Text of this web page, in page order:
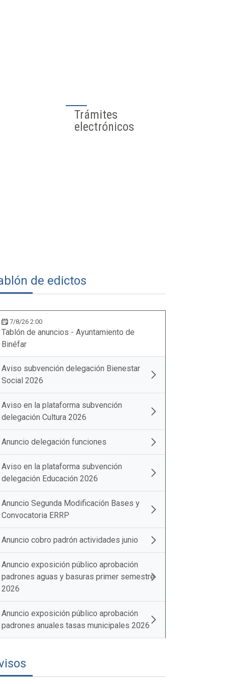
de edictos
7/8/26 2:00
Tablón de anuncios - Ayuntamiento de
Binéfar
Aviso subvención delegación Bienestar
Social 2026
Aviso en la plataforma subvención
delegación Cultura 2026
Anuncio delegación funciones
Aviso en la plataforma subvención
delegación Educación 2026
Anuncio Segunda Modificación Bases y
Convocatoria ERRP
Anuncio cobro padrón actividades junio
Anuncio exposición público aprobación
padrones aguas y basuras primer semestre
2026
Anuncio exposición público aprobación
padrones anuales tasas municipales 2026